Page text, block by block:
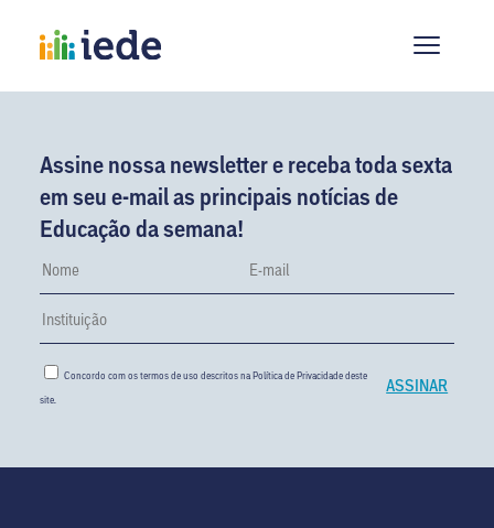
Assine nossa newsletter e receba toda sexta
em seu e-mail as principais notícias de
Educação da semana!
Concordo com os termos de uso descritos naPolítica de Privacidadedeste
site.